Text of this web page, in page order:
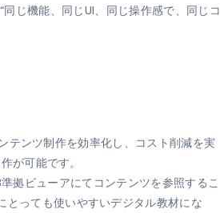
同じ機能、同じUI、同じ操作感で、同じコ
ンツ制作を効率化し、コスト削減を実
が可能です。
ビューアにてコンテンツを参照するこ
とっても使いやすいデジタル教材にな